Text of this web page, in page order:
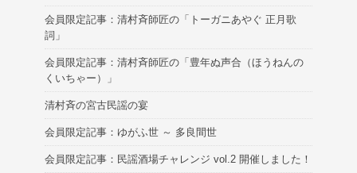
会員限定記事：清村斉師匠の「トーガニあやぐ 正月歌
詞」
会員限定記事：清村斉師匠の「豊年ぬ声合（ほうねんの
くいちゃー）」
清村斉の宮古民謡の宴
会員限定記事：ゆがふ世 ～ 多良間世
会員限定記事：民謡酒場チャレンジ vol.2 開催しました！